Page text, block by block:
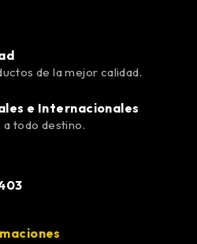
de la mejor calidad.
e Internacionales
todo destino.